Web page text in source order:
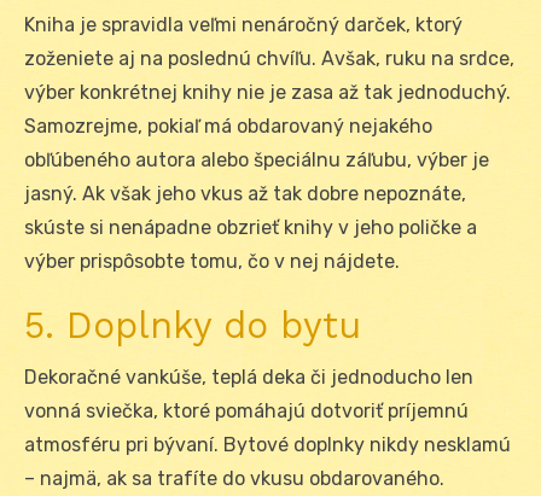
Kniha je spravidla veľmi nenáročný darček, ktorý
zoženiete aj na poslednú chvíľu. Avšak, ruku na srdce,
výber konkrétnej knihy nie je zasa až tak jednoduchý.
Samozrejme, pokiaľ má obdarovaný nejakého
obľúbeného autora alebo špeciálnu záľubu, výber je
jasný. Ak však jeho vkus až tak dobre nepoznáte,
skúste si nenápadne obzrieť knihy v jeho poličke a
výber prispôsobte tomu, čo v nej nájdete.
5. Doplnky do bytu
Dekoračné vankúše, teplá deka či jednoducho len
vonná sviečka, ktoré pomáhajú dotvoriť príjemnú
atmosféru pri bývaní. Bytové doplnky nikdy nesklamú
– najmä, ak sa trafíte do vkusu obdarovaného.